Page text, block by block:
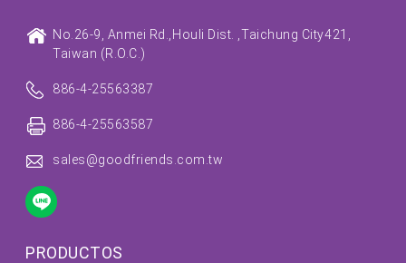
No.26-9, Anmei Rd.,Houli Dist. , Taichung City421,
Taiwan (R.O.C.)
886-4-25563387
886-4-25563587
sales@goodfriends.com.tw
PRODUCTOS